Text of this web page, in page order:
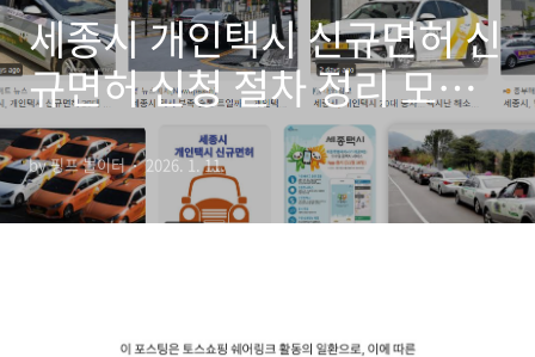
세종시 개인택시 신규면허 신
규면허 신청 절차 정리 모집
일정
by 핑프 놀이터 2026. 1. 11.